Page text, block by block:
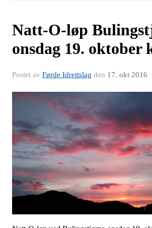
Natt-O-løp
onsdag 19. oktober
Postet av Førde Idrettslag den 17. okt 2016